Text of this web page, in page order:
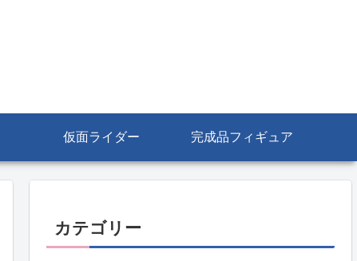
仮面ライダー 完成品フィギュア
カテゴリー